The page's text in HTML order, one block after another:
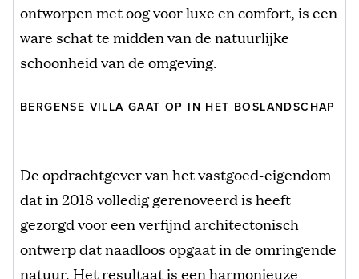
ontworpen met oog voor luxe en comfort, is een
ware schat te midden van de natuurlijke
schoonheid van de omgeving.
BERGENSE VILLA GAAT OP IN HET BOSLANDSCHAP
De opdrachtgever van het vastgoed-eigendom
dat in 2018 volledig gerenoveerd is heeft
gezorgd voor een verfijnd architectonisch
ontwerp dat naadloos opgaat in de omringende
natuur. Het resultaat is een harmonieuze